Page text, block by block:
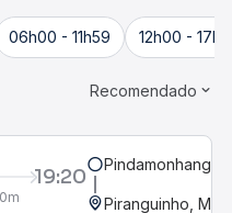
06h00 - 11h59 12h00 -
Recomendado
19:20
Piranguinho, MG